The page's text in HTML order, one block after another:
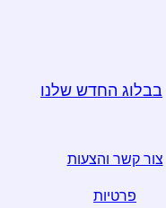
בבלוג החדש שלנו
צור קשר והצעות
פרטיות